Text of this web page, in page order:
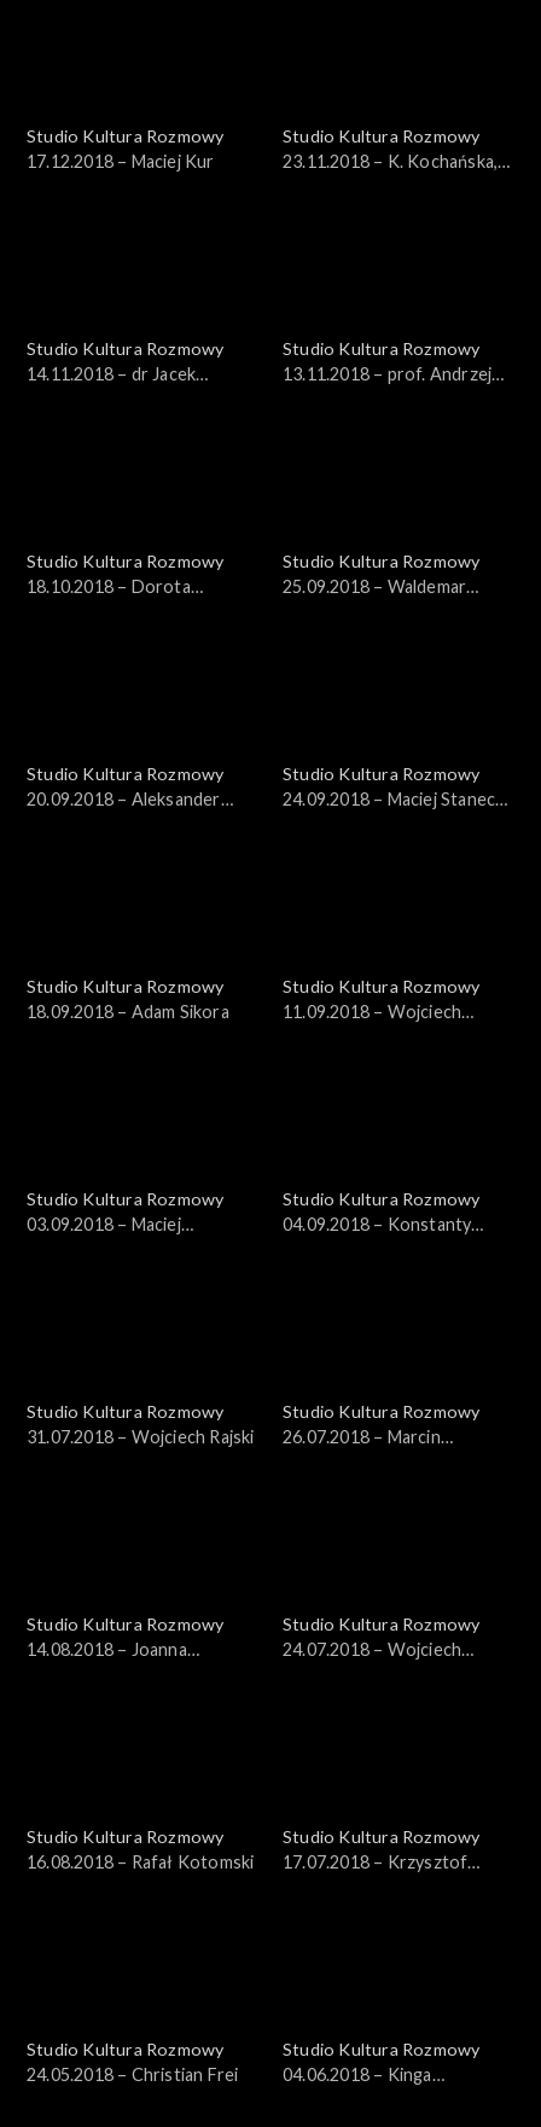
Studio Kultura Rozmowy
17.12.2018 – Maciej Kur
Studio Kultura Rozmowy
23.11.2018 – K. Kochańska,
Studio Kultura Rozmowy
14.11.2018 – dr Jacek
Studio Kultura Rozmowy
13.11.2018 – prof. Andrzej
Studio Kultura Rozmowy
18.10.2018 – Dorota
Studio Kultura Rozmowy
25.09.2018 – Waldemar
Studio Kultura Rozmowy
20.09.2018 – Aleksander
Studio Kultura Rozmowy
24.09.2018 – Maciej Stanecki,
Studio Kultura Rozmowy
18.09.2018 – Adam Sikora
Studio Kultura Rozmowy
11.09.2018 – Wojciech
Studio Kultura Rozmowy
03.09.2018 – Maciej
Studio Kultura Rozmowy
04.09.2018 – Konstanty
Studio Kultura Rozmowy
31.07.2018 – Wojciech Rajski
Studio Kultura Rozmowy
26.07.2018 – Marcin
Studio Kultura Rozmowy
14.08.2018 – Joanna
Studio Kultura Rozmowy
24.07.2018 – Wojciech
Studio Kultura Rozmowy
16.08.2018 – Rafał Kotomski
Studio Kultura Rozmowy
17.07.2018 – Krzysztof
Studio Kultura Rozmowy
24.05.2018 – Christian Frei
Studio Kultura Rozmowy
04.06.2018 – Kinga